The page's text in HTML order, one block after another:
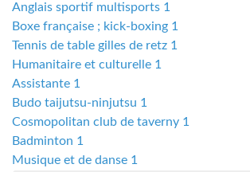
Anglais sportif multisports 1
Boxe française ; kick-boxing 1
Tennis de table gilles de retz 1
Humanitaire et culturelle 1
Assistante 1
Budo taijutsu-ninjutsu 1
Cosmopolitan club de taverny 1
Badminton 1
Musique et de danse 1